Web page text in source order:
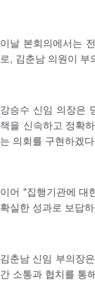
이날 본회의에서는
로, 김춘남 의원이 부
강승수 신임 의장은
책을 신속하고 정확
는 의회를 구현하겠
이어 "집행기관에 대
확실한 성과로 보답
김춘남 신임 부의장
간 소통과 협치를 통